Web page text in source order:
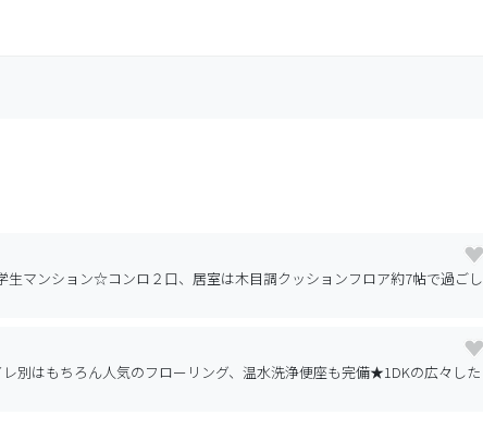
マンション☆コンロ２口、居室は木目調クッションフロア約7帖で過ごし
別はもちろん人気のフローリング、温水洗浄便座も完備★1DKの広々した